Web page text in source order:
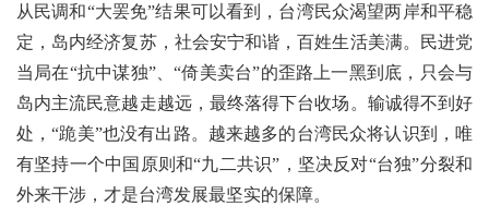
从民调和“大罢免”结果可以看到，台湾民众渴望两岸和平稳
定，岛内经济复苏，社会安宁和谐，百姓生活美满。民进党
当局在“抗中谋独”、“倚美卖台”的歪路上一黑到底，只会与
岛内主流民意越走越远，最终落得下台收场。输诚得不到好
处，“跪美”也没有出路。越来越多的台湾民众将认识到，唯
有坚持一个中国原则和“九二共识”，坚决反对“台独”分裂和
外来干涉，才是台湾发展最坚实的保障。